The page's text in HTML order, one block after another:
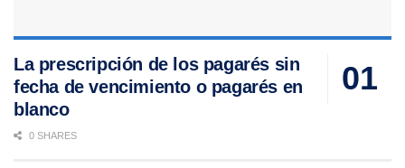
La prescripción de los pagarés sin
fecha de vencimiento o pagarés en
blanco
0 SHARES